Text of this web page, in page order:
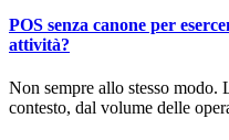
POS senza canone per
attività?
Non sempre allo stesso modo.
contesto, dal volume delle